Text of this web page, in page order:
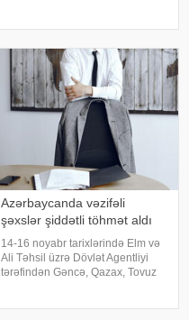
olunması" ixtisası d
Azərbaycanda vəzifəli
şəxslər şiddətli töhmət aldı
14-16 noyabr tarixlərində Elm və
Ali Təhsil üzrə Dövlət Agentliyi
tərəfindən Gəncə, Qazax, Tovuz